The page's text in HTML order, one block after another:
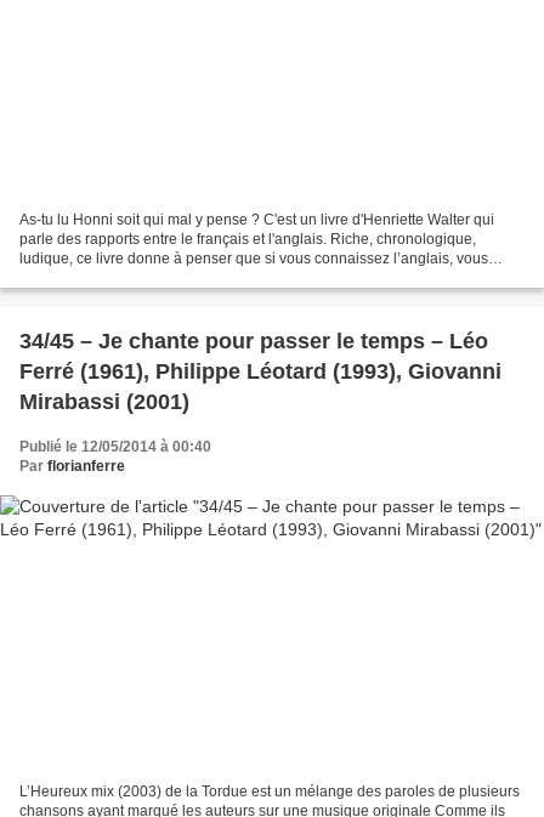
As-tu lu Honni soit qui mal y pense ? C'est un livre d'Henriette Walter qui
parle des rapports entre le français et l'anglais. Riche, chronologique,
ludique, ce livre donne à penser que si vous connaissez l’anglais, vous
34/45 – Je chante pour passer le temps – Léo
Ferré (1961), Philippe Léotard (1993), Giovanni
Mirabassi (2001)
Publié le 12/05/2014 à 00:40
Par florianferre
L’Heureux mix (2003) de la Tordue est un mélange des paroles de plusieurs
chansons ayant marqué les auteurs sur une musique originale Comme ils